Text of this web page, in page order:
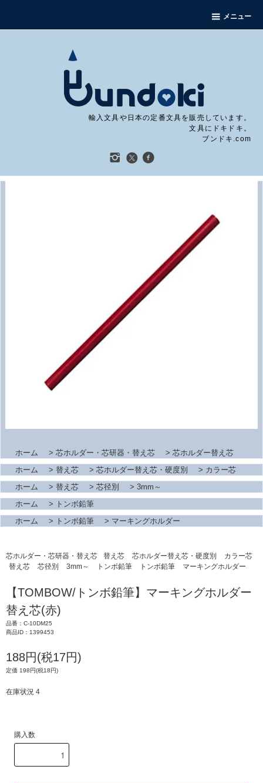
メニュー
輸入文具や日本の定番文具を販売しています。
文具にドキドキ。
ブンドキ.com
ホーム > 芯ホルダー・芯研器・替え芯 > 芯ホルダー替え芯
ホーム
> 替え芯 > 芯ホルダー替え芯・硬度別 > カラー芯
ホーム
> 替え芯 > 芯径別 > 3mm～
ホーム
>
トンボ鉛筆
ホーム
> トンボ鉛筆 > マーキングホルダー
芯ホルダー・芯研器・替え芯 替え芯 芯ホルダー替え芯・硬度別
カラー芯
替え芯
芯径別 3mm～ トンボ鉛筆 トンボ鉛筆 マーキングホルダー
【TOMBOW/トンボ鉛筆】マーキングホルダー
替え芯(赤)
品番：C-10DM25
商品ID：1399453
188円(税17円)
定価 198円(税18円)
在庫状況 4
購入数